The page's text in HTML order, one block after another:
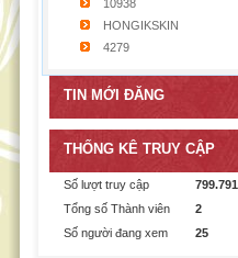
10938
HONGIKSKIN
4279
TIN MỚI ĐĂNG
THỐNG KÊ TRUY CẬP
Số lượt truy cập
799.791
Tổng số Thành viên
2
Số người đang xem
25